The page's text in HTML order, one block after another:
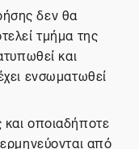
δεν θα
τμήμα της
και
ενσωματωθεί
οποιαδήποτε
από